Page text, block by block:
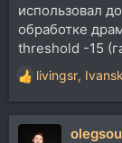
использовал
обработке
threshold -15
Р
е
а
livingsr,